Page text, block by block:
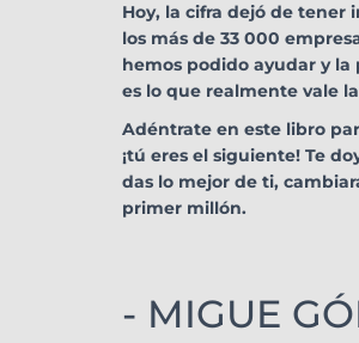
Hoy, la cifra dejó de tener
los más de 33 000
hemos podido ayudar y la
es lo que realmente vale
Adéntrate en este libro
¡tú eres el siguiente! Te
das lo mejor de ti,
primer millón.
- MIGUE